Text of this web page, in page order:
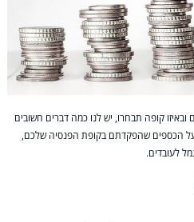
קופה תבחרו, יש לנו כמה דברים חשובים
הכספים שהפקדתם בקופת הפנסיה שלכם,
לעובדים.